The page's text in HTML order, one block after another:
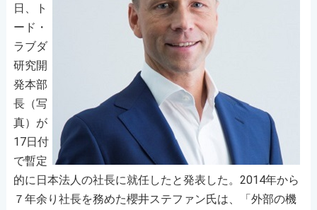
日、ト
ード・
ラブダ
研究開
発本部
長（写
真）が
17日付
で暫定
的に日本法人の社長に就任したと発表した。2014年から
７年余り社長を務めた櫻井ステファン氏は、「外部の機